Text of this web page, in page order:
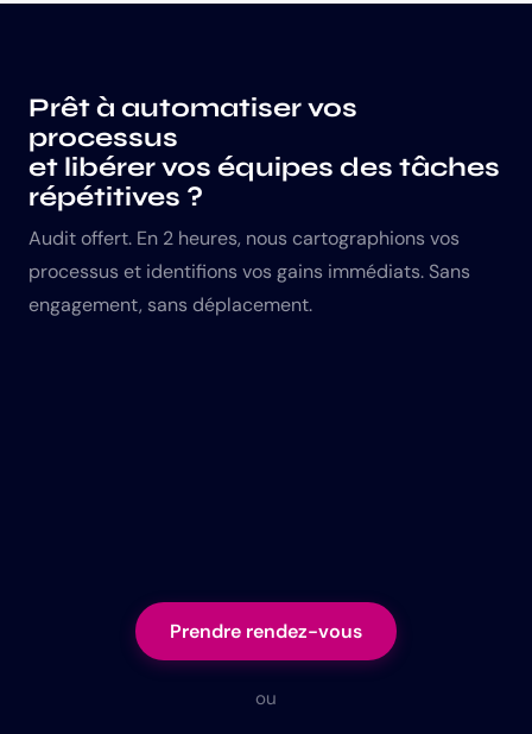
Prêt à automatiser vos
processus
et libérer vos équipes des tâches
répétitives ?
Audit offert. En 2 heures, nous cartographions vos
processus et identifions vos gains immédiats. Sans
engagement, sans déplacement.
Prendre rendez-vous
ou